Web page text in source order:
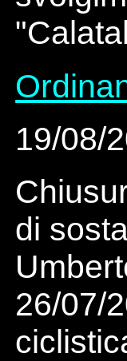
19/08/
di
26/07/